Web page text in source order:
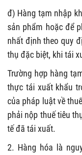
đ) Hàng tạm nhập
sản phẩm hoặc để
nhất định theo quy
thụ đặc biệt, khi tái
Trường hợp hàng
thực tái xuất khẩu
của pháp luật về
phải nộp thuế tiêu
tế đã tái xuất.
2. Hàng hóa là